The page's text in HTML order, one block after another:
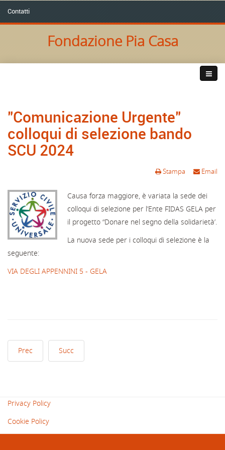
Contatti
Fondazione Pia Casa
"Comunicazione Urgente"
colloqui di selezione bando
SCU 2024
Stampa Email
Causa forza maggiore, è variata la sede dei
colloqui di selezione per l’Ente FIDAS GELA per
il progetto “Donare nel segno della solidarietà’.
La nuova sede per i colloqui di selezione è la
seguente:
VIA DEGLI APPENNINI 5 - GELA
Prec Succ
Privacy Policy
Cookie Policy